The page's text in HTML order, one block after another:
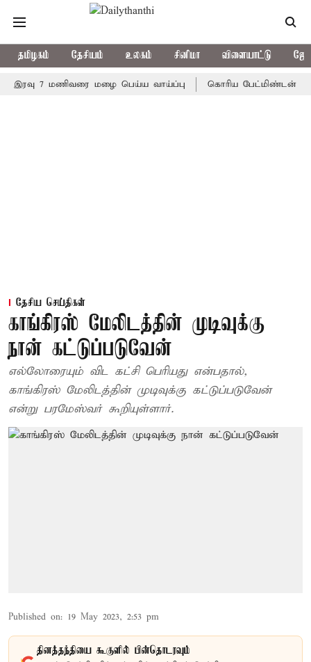
தமிழகம் தேசியம் உலகம் சினிமா விளையாட்டு
7 மணிவரை மழை பெய்ய வாய்ப்பு கொரிய பேட்மிண்டன் இறுதி
தேசிய செய்திகள்
காங்கிரஸ் மேலிடத்தின் முடிவுக்கு
நான் கட்டுப்படுவேன்
எல்லோரையும் விட கட்சி பெரியது என்பதால்,
காங்கிரஸ் மேலிடத்தின் முடிவுக்கு கட்டுப்படுவேன்
என்று பரமேஸ்வர் கூறியுள்ளார்.
Published on: 19 May 2023, 2:53 pm
தினத்தந்தியை கூகுளில் பின்தொடரவும்